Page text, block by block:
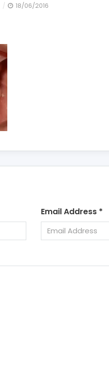
en
18/06/2016
Email Address *